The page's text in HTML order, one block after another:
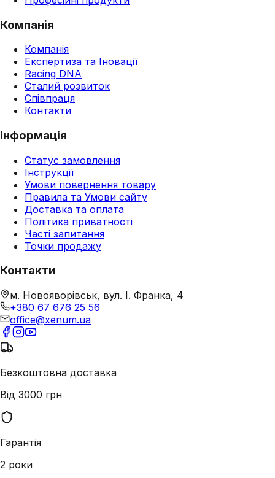
Компанія
Компанія
Експертиза та Іновації
Racing DNA
Сталий розвиток
Співпраця
Контакти
Інформація
Статус замовлення
Інструкції
Умови повернення товару
Правила та Умови сайту
Доставка та оплата
Політика приватності
Часті запитання
Точки продажу
Контакти
м. Новояворівськ, вул. І. Франка, 4
+380 67 676 25 56
office@xenum.ua
Безкоштовна доставка
Від 3000 грн
Гарантія
2 роки